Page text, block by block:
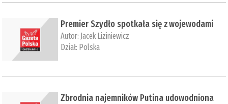
Premier Szydło spotkała się z wojewodami
Autor: Jacek Liziniewicz
Dział: Polska
Zbrodnia najemników Putina udowodniona